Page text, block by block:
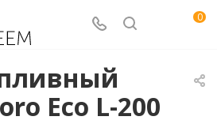
0
Eco L-200